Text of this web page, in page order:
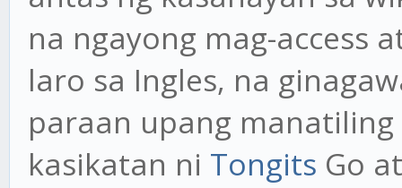
na ngayong mag-access
laro sa Ingles, na
paraan upang
kasikatan ni Tongits Go